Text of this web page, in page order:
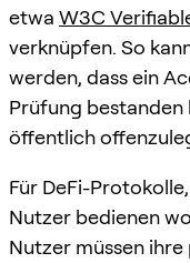
etwa W3C
verknüpfen. So
werden, dass ein
Prüfung
öffentlich
Für DeFi-
Nutzer bedienen
Nutzer müssen